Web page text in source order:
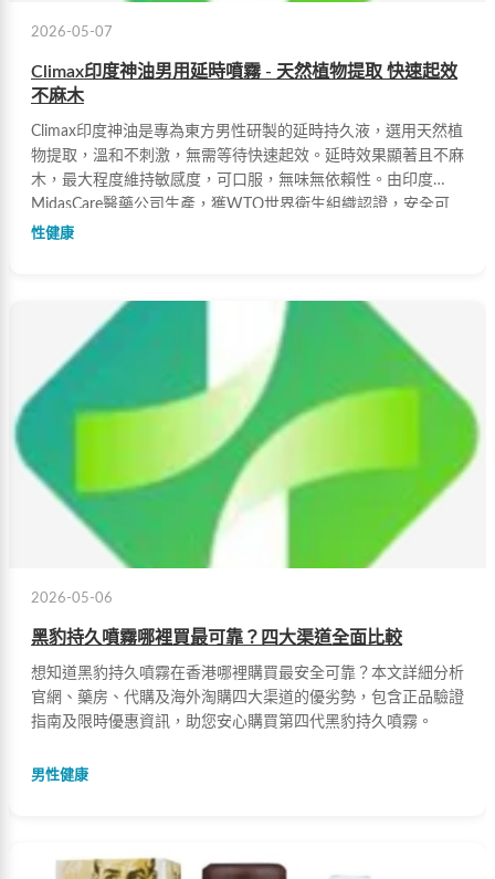
2026-05-07
Climax印度神油男用延時噴霧 - 天然植物提取 快速起效
不麻木
Climax印度神油是專為東方男性研製的延時持久液，選用天然植
物提取，溫和不刺激，無需等待快速起效。延時效果顯著且不麻
木，最大程度維持敏感度，可口服，無味無依賴性。由印度
MidasCare醫藥公司生產，獲WTO世界衛生組織認證，安全可
靠。
性健康
2026-05-06
黑豹持久噴霧哪裡買最可靠？四大渠道全面比較
想知道黑豹持久噴霧在香港哪裡購買最安全可靠？本文詳細分析
官網、藥房、代購及海外淘購四大渠道的優劣勢，包含正品驗證
指南及限時優惠資訊，助您安心購買第四代黑豹持久噴霧。
男性健康